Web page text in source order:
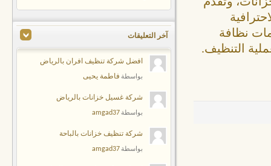
وتقدم
نظافة
التنظيف.
آخر التعليقات
افضل شركة تنظيف افران بالرياض
بواسطة فاطمة يحيى
شركة غسيل خزانات بالرياض
بواسطةamgad37
شركة تنظيف خزانات بالباحة
بواسطةamgad37